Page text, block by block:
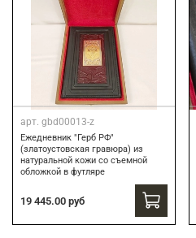
арт. gbd00013-z
Ежедневник "Герб РФ"
(златоустовская гравюра) из
натуральной кожи со съемной
обложкой в футляре
19 445.00 руб